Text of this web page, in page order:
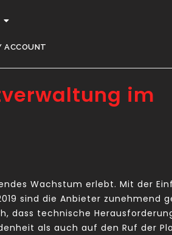
ACCOUNT
im
Wachstum erlebt. Mit der
sind die Anbieter zunehmend
dass technische
als auch auf den Ruf der